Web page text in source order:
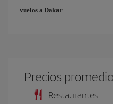
vuelos a Dakar.
Precios
Restaurantes